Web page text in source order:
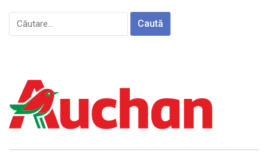
Caută
după: